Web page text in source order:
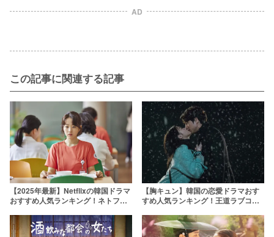
AD
この記事に関連する記事
【2025年最新】Netflixの韓国ドラマ
おすすめ人気ランキング！ネトフリ
選
【胸キュン】韓国の恋愛ドラマおす
すめ人気ランキング！王道ラブコメ